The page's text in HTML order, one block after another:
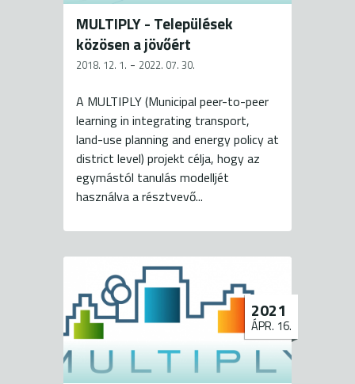
MULTIPLY - Települések
közösen a jövőért
2018. 12. 1. - 2022. 07. 30.
A MULTIPLY (Municipal peer-to-peer
learning in integrating transport,
land-use planning and energy policy at
district level) projekt célja, hogy az
egymástól tanulás modelljét
használva a résztvevő...
2021
ÁPR. 16.